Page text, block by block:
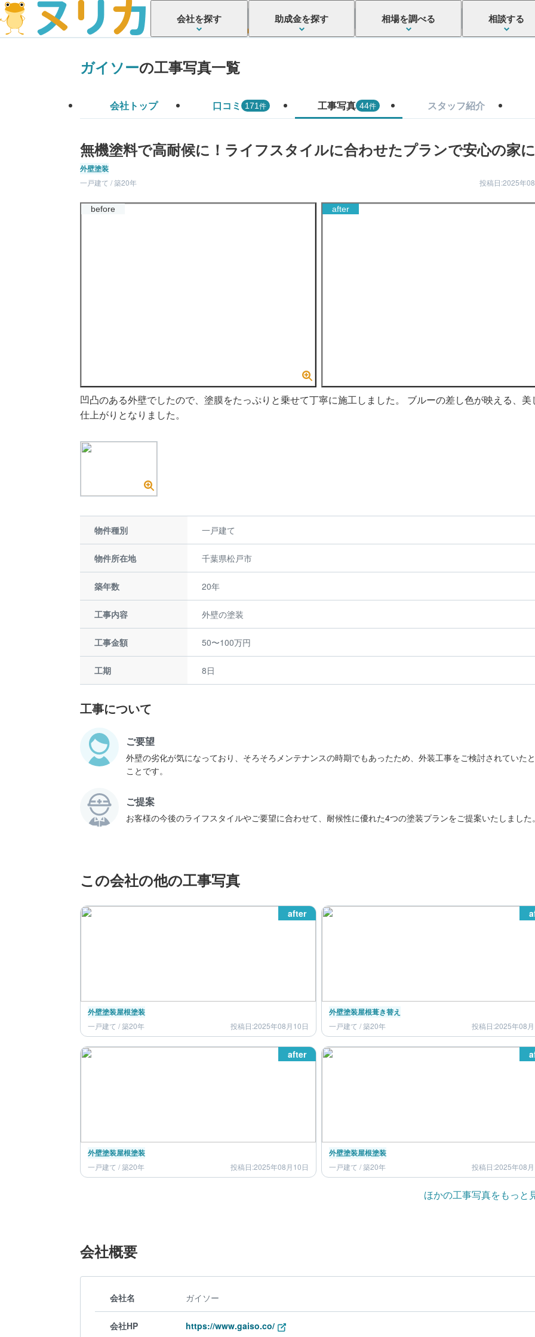
会社を探す 助成金を探す 相場を調べる 相談する
ガイソーの工事写真一覧
会社トップ 口コミ 171件 工事写真 44件 スタッフ紹介
無機塗料で高耐候に！ライフスタイルに合わせたプランで安心の家に
外壁塗装
一戸建て / 築20年 投稿日:2025年
before after
凹凸のある外壁でしたので、塗膜をたっぷりと乗せて丁寧に施工しました。 ブルーの差し色が映える、美
仕上がりとなりました。
物件種別 一戸建て
物件所在地 千葉県松戸市
築年数 20年
工事内容 外壁の塗装
工事金額 50〜100万円
工期 8日
工事について
ご要望
外壁の劣化が気になっており、そろそろメンテナンスの時期でもあったため、外装工事をご検討されていた
ことです。
ご提案
お客様の今後のライフスタイルやご要望に合わせて、耐候性に優れた4つの塗装プランをご提案いたしました
この会社の他の工事写真
after
外壁塗装屋根塗装
一戸建て / 築20年 投稿日:2025年08月10日
外壁塗装屋根葺き替え
一戸建て / 築20年 投稿日:2025年08
after
外壁塗装屋根塗装
一戸建て / 築20年 投稿日:2025年08月10日
外壁塗装屋根塗装
一戸建て / 築20年 投稿日:2025年08
ほかの工事写真をもっと
会社概要
会社名 ガイソー
会社HP https://www.gaiso.co/